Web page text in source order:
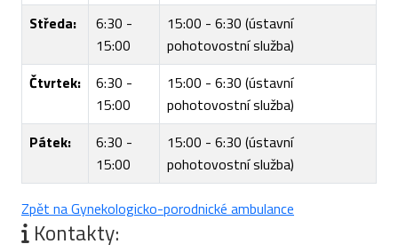
Středa:
6:30 -
15:00
15:00 - 6:30 (ústavní
pohotovostní služba)
Čtvrtek:
6:30 -
15:00
15:00 - 6:30 (ústavní
pohotovostní služba)
Pátek:
6:30 -
15:00
15:00 - 6:30 (ústavní
pohotovostní služba)
Zpět na Gynekologicko-porodnické ambulance
Kontakty: